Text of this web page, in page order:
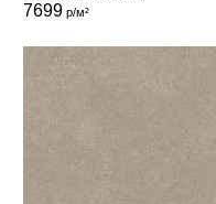
7699р/м²